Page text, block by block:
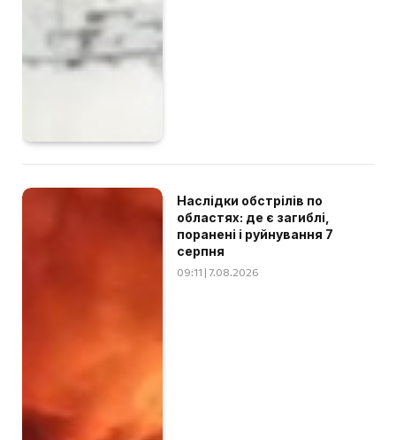
Наслідки обстрілів по
областях: де є загиблі,
поранені і руйнування 7
серпня
09:11 | 7.08.2026